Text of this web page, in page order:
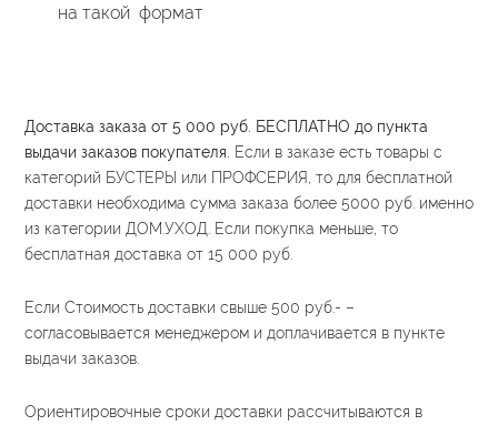
на такой формат
Доставка заказа от 5 000 руб. БЕСПЛАТНО до пункта
выдачи заказов покупателя.
Если в заказе есть товары с
категорий БУСТЕРЫ или ПРОФСЕРИЯ, то для бесплатной
доставки необходима сумма заказа более 5000 руб. именно
из категории ДОМ.УХОД. Если покупка меньше, то
бесплатная доставка от 15 000 руб.
Если Стоимость доставки свыше 500 руб.- –
согласовывается менеджером и доплачивается в пункте
выдачи заказов.
Ориентировочные сроки доставки рассчитываются в